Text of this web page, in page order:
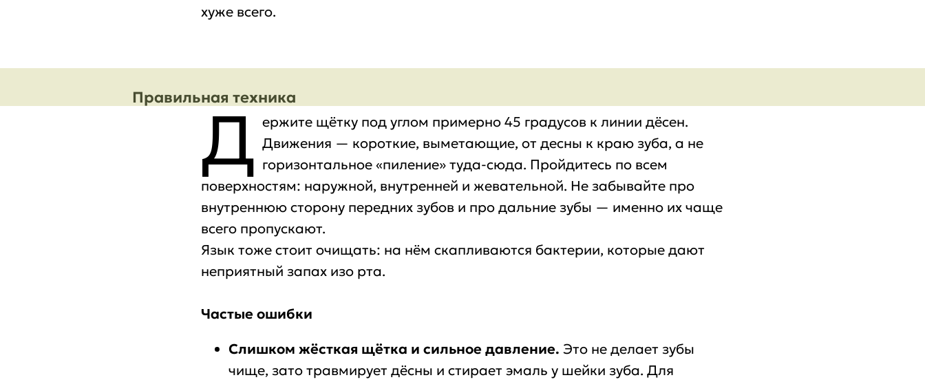
хуже всего.
Правильная техника
Д ержите щётку под углом примерно 45 градусов к линии дёсен.
Движения — короткие, выметающие, от десны к краю зуба, а не
горизонтальное «пиление» туда-сюда. Пройдитесь по всем
поверхностям: наружной, внутренней и жевательной. Не забывайте про
внутреннюю сторону передних зубов и про дальние зубы — именно их чаще
всего пропускают.
Язык тоже стоит очищать: на нём скапливаются бактерии, которые дают
неприятный запах изо рта.
Частые ошибки
Слишком жёсткая щётка и сильное давление. Это не делает зубы
чище, зато травмирует дёсны и стирает эмаль у шейки зуба. Для